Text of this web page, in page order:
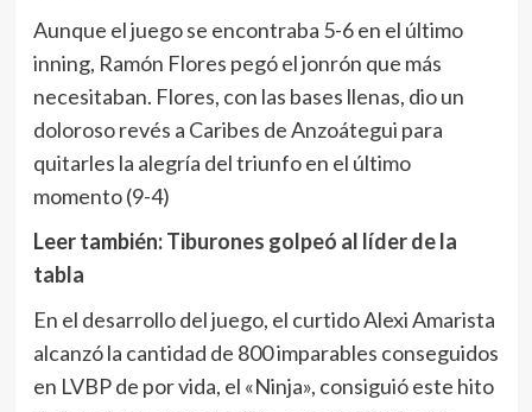
Aunque el juego se encontraba 5-6 en el último
inning, Ramón Flores pegó el jonrón que más
necesitaban. Flores, con las bases llenas, dio un
doloroso revés a Caribes de Anzoátegui para
quitarles la alegría del triunfo en el último
momento (9-4)
Leer también:Tiburones golpeó al líder de la
tabla
En el desarrollo del juego, el curtido Alexi Amarista
alcanzó la cantidad de 800 imparables conseguidos
en LVBP de por vida, el «Ninja», consiguió este hito